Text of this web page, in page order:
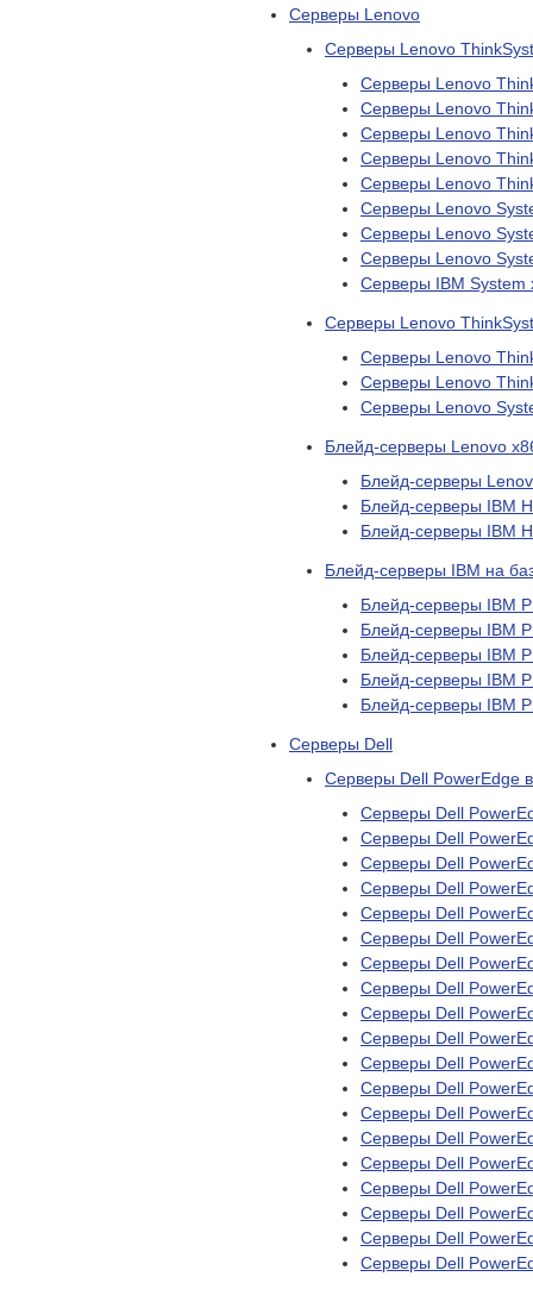
Серверы Lenovo
Серверы Lenovo
Серверы Lenovo
Серверы Lenovo
Серверы Lenovo
Серверы Lenovo
Серверы Lenovo
Серверы Lenovo
Серверы Lenovo
Серверы Lenovo
Серверы IBM System
Серверы Lenovo
Серверы Lenovo
Серверы Lenovo
Серверы Lenovo
Блейд-серверы Lenovo
Блейд-серверы
Блейд-серверы IBM
Блейд-серверы IBM
Блейд-серверы IBM на
Блейд-серверы IBM
Блейд-серверы IBM
Блейд-серверы IBM
Блейд-серверы IBM
Блейд-серверы IBM
Серверы Dell
Серверы Dell PowerEdge в
Серверы Dell
Серверы Dell
Серверы Dell
Серверы Dell
Серверы Dell
Серверы Dell
Серверы Dell
Серверы Dell
Серверы Dell
Серверы Dell
Серверы Dell
Серверы Dell
Серверы Dell
Серверы Dell
Серверы Dell
Серверы Dell
Серверы Dell
Серверы Dell
Серверы Dell